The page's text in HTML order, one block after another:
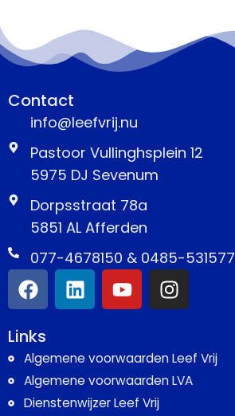
Contact
info@leefvrij.nu
Pastoor Vullinghsplein 12
5975 DJ Sevenum
Dorpsstraat 78a
5851 AL Afferden
077-4678150 & 0485-531577
Links
Algemene voorwaarden Leef Vrij
Algemene voorwaarden LVA
Dienstenwijzer Leef Vrij